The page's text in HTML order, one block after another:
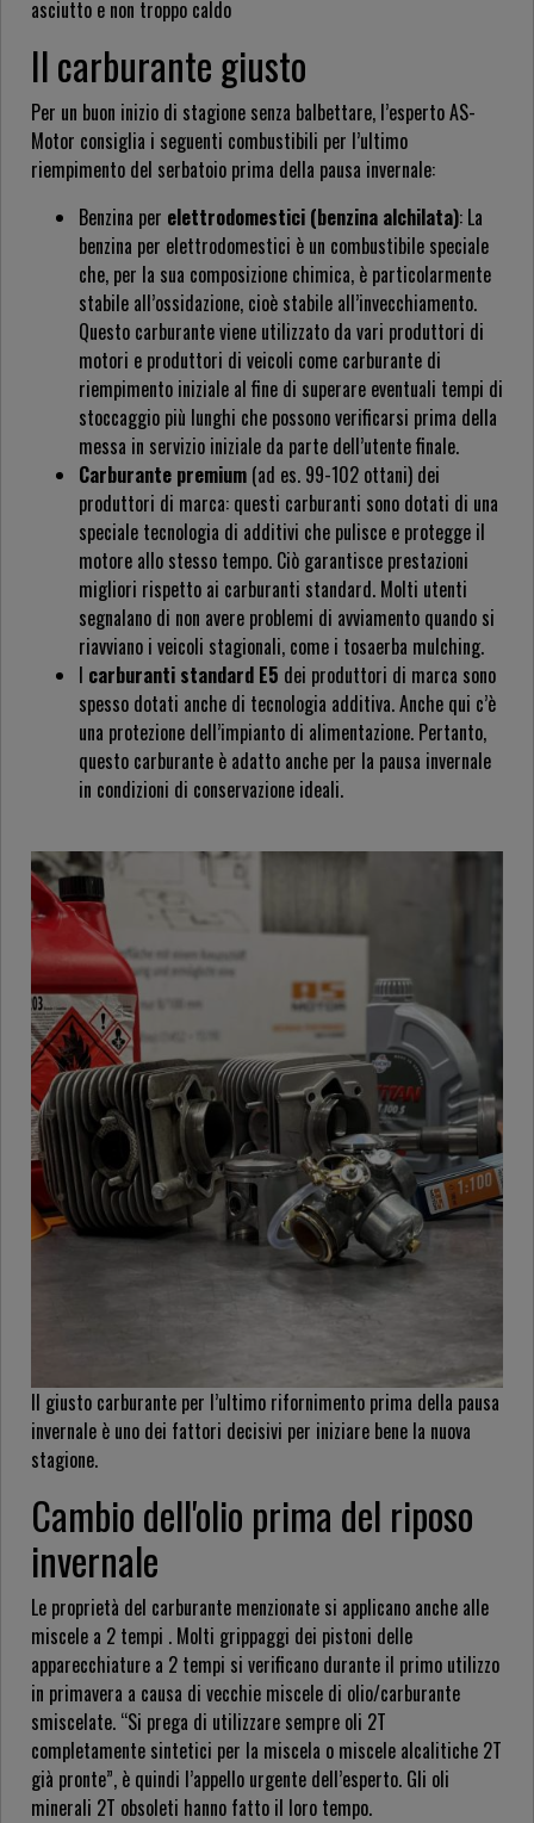
asciutto e non troppo caldo
Il carburante giusto
Per un buon inizio di stagione senza balbettare, l’esperto AS-
Motor consiglia i seguenti combustibili per l’ultimo
riempimento del serbatoio prima della pausa invernale:
Benzina per elettrodomestici (benzina alchilata): La
benzina per elettrodomestici è un combustibile speciale
che, per la sua composizione chimica, è particolarmente
stabile all’ossidazione, cioè stabile all’invecchiamento.
Questo carburante viene utilizzato da vari produttori di
motori e produttori di veicoli come carburante di
riempimento iniziale al fine di superare eventuali tempi di
stoccaggio più lunghi che possono verificarsi prima della
messa in servizio iniziale da parte dell’utente finale.
Carburante premium (ad es. 99-102 ottani) dei
produttori di marca: questi carburanti sono dotati di una
speciale tecnologia di additivi che pulisce e protegge il
motore allo stesso tempo. Ciò garantisce prestazioni
migliori rispetto ai carburanti standard. Molti utenti
segnalano di non avere problemi di avviamento quando si
riavviano i veicoli stagionali, come i tosaerba mulching.
I carburanti standard E5 dei produttori di marca sono
spesso dotati anche di tecnologia additiva. Anche qui c’è
una protezione dell’impianto di alimentazione. Pertanto,
questo carburante è adatto anche per la pausa invernale
in condizioni di conservazione ideali.
Il giusto carburante per l’ultimo rifornimento prima della pausa
invernale è uno dei fattori decisivi per iniziare bene la nuova
stagione.
Cambio dell'olio prima del riposo
invernale
Le proprietà del carburante menzionate si applicano anche alle
miscele a 2 tempi . Molti grippaggi dei pistoni delle
apparecchiature a 2 tempi si verificano durante il primo utilizzo
in primavera a causa di vecchie miscele di olio/carburante
smiscelate. “Si prega di utilizzare sempre oli 2T
completamente sintetici per la miscela o miscele alcalitiche 2T
già pronte”, è quindi l’appello urgente dell’esperto. Gli oli
minerali 2T obsoleti hanno fatto il loro tempo.